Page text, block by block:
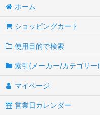
ホーム
ショッピングカート
使用目的で検索
索引(メーカー/カテゴリー)
マイページ
営業日カレンダー